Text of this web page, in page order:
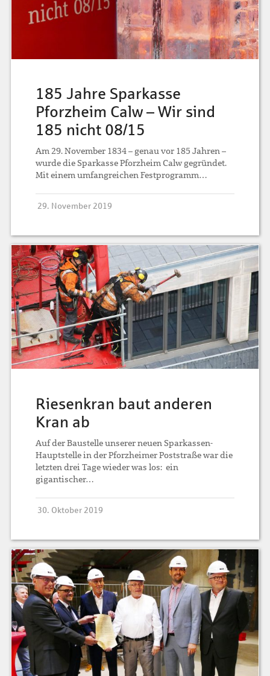
185 Jahre Sparkasse
Pforzheim Calw – Wir sind
185 nicht 08/15
Am 29. November 1834 – genau vor 185 Jahren –
wurde die Sparkasse Pforzheim Calw gegründet.
Mit einem umfangreichen Festprogramm…
29. November 2019
Riesenkran baut anderen
Kran ab
Auf der Baustelle unserer neuen Sparkassen-
Hauptstelle in der Pforzheimer Poststraße war die
letzten drei Tage wieder was los: ein
gigantischer…
30. Oktober 2019